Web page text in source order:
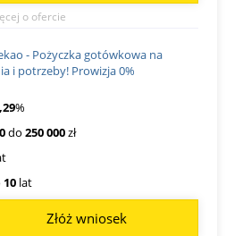
o ofercie
- Pożyczka gotówkowa na
i potrzeby! Prowizja 0%
%
do 250 000zł
10 lat
Złóż wniosek